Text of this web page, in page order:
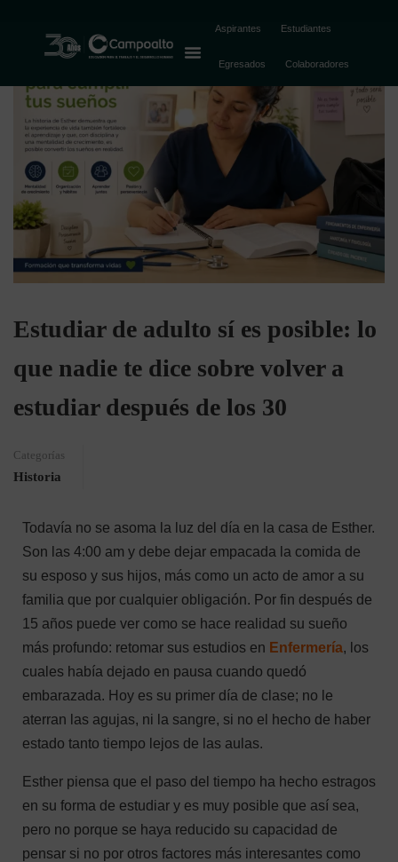
Aspirantes Estudiantes
Egresados Colaboradores
Estudiar de adulto sí es posible: lo
que nadie te dice sobre volver a
estudiar después de los 30
Categorías
Historia
Todavía no se asoma la luz del día en la casa de Esther.
Son las 4:00 am y debe dejar empacada la comida de
su esposo y sus hijos, más como un acto de amor a su
familia que por cualquier obligación. Por fin después de
15 años puede ver como se hace realidad su sueño
más profundo: retomar sus estudios en Enfermería, los
cuales había dejado en pausa cuando quedó
embarazada. Hoy es su primer día de clase; no le
aterran las agujas, ni la sangre, si no el hecho de haber
estado tanto tiempo lejos de las aulas.
Esther piensa que el paso del tiempo ha hecho estragos
en su forma de estudiar y es muy posible que así sea,
pero no porque se haya reducido su capacidad de
pensar si no por otros factores más interesantes como